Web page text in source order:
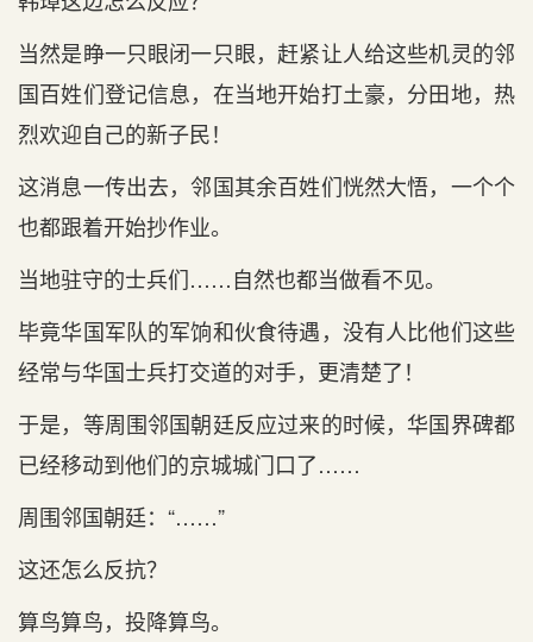
当然是睁一只眼闭一只眼，赶紧让人给这些机灵的邻
国百姓们登记信息，在当地开始打土豪，分田地，热
烈欢迎自己的新子民！
这消息一传出去，邻国其余百姓们恍然大悟，一个个
也都跟着开始抄作业。
当地驻守的士兵们……自然也都当做看不见。
毕竟华国军队的军饷和伙食待遇，没有人比他们这些
经常与华国士兵打交道的对手，更清楚了！
于是，等周围邻国朝廷反应过来的时候，华国界碑都
已经移动到他们的京城城门口了……
周围邻国朝廷：“……”
这还怎么反抗？
算鸟算鸟，投降算鸟。